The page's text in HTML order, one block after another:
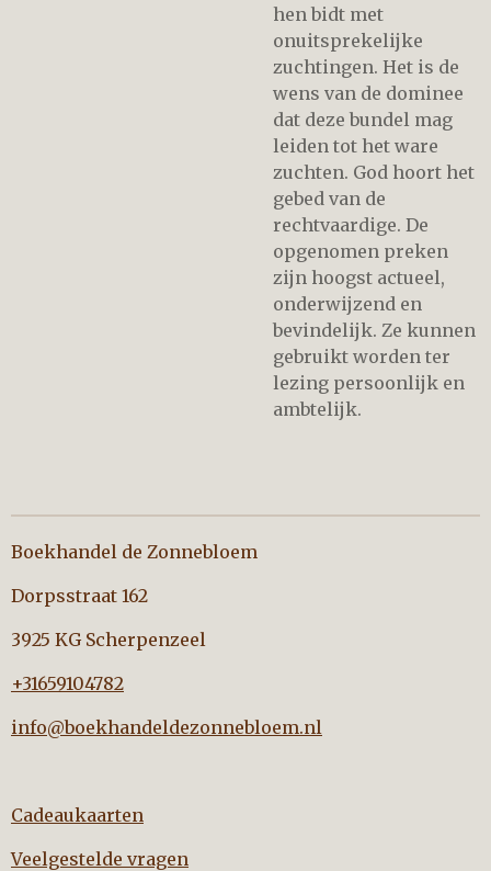
hen bidt met
onuitsprekelijke
zuchtingen. Het is de
wens van de dominee
dat deze bundel mag
leiden tot het ware
zuchten. God hoort het
gebed van de
rechtvaardige. De
opgenomen preken
zijn hoogst actueel,
onderwijzend en
bevindelijk. Ze kunnen
gebruikt worden ter
lezing persoonlijk en
ambtelijk.
Boekhandel de Zonnebloem
Dorpsstraat 162
3925 KG Scherpenzeel
+31659104782
info@boekhandeldezonnebloem.nl
Cadeaukaarten
Veelgestelde vragen